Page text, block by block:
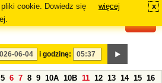
cookie. Dowiedz się
więcej x
i godzinę:
5 6 7 8 9 10A 10B 11 12 13 14 15 16